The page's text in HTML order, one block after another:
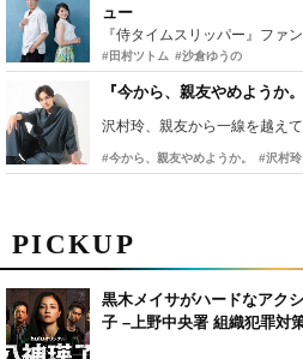
PICKUP
黒木メイサがハードなアク
子 –上野中央署 組織犯罪対策
ュー
#田村ツトム #沙倉ゆうの
『今から、親友やめようか
沢村玲、親友から一線を越え
#今から、親友やめようか。 #沢村玲